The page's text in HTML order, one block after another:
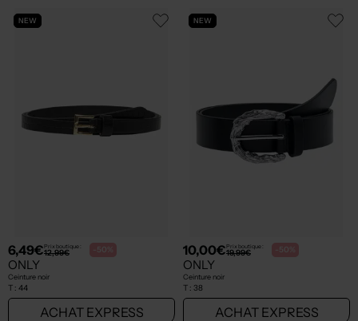
NEW
6,49€Prix boutique :
12,99€ -50%
ONLY
Ceinture noir
T : 44
ACHAT EXPRESS
NEW
10,00€Prix boutique :
19,99€ -50%
ONLY
Ceinture noir
T : 38
ACHAT EXPRESS